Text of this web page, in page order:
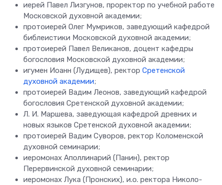
иерей Павел Лизгунов, проректор по учебной работе
Московской духовной академии;
протоиерей Олег Мумриков, заведующий кафедрой
библеистики Московской духовной академии;
протоиерей Павел Великанов, доцент кафедры
богословия Московской духовной академии;
игумен Иоанн (Лудищев), ректор Сретенской
духовной академии;
протоиерей Вадим Леонов, заведующий кафедрой
богословия Сретенской духовной академии;
Л. И. Маршева, заведующая кафедрой древних и
новых языков Сретенской духовной академии;
протоиерей Вадим Суворов, ректор Коломенской
духовной семинарии;
иеромонах Аполлинарий (Панин), ректор
Перервинской духовной семинарии;
иеромонах Лука (Пронских), и.о. ректора Николо-